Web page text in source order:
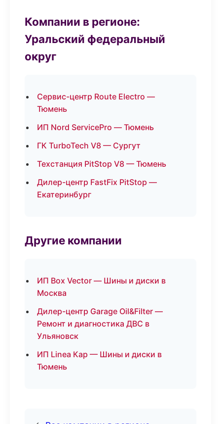
Компании в регионе:
Уральский федеральный
округ
Сервис-центр Route Electro —
Тюмень
ИП Nord ServicePro — Тюмень
ГК TurboTech V8 — Сургут
Техстанция PitStop V8 — Тюмень
Дилер-центр FastFix PitStop —
Екатеринбург
Другие компании
ИП Box Vector — Шины и диски в
Москва
Дилер-центр Garage Oil&Filter —
Ремонт и диагностика ДВС в
Ульяновск
ИП Linea Кар — Шины и диски в
Тюмень